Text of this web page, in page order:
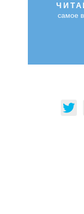
самое